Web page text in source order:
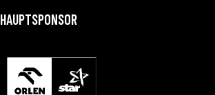
HAUPTSPONSOR